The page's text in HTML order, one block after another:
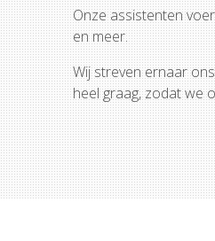
Onze assistenten
en meer.
Wij streven ernaar
heel graag, zodat we